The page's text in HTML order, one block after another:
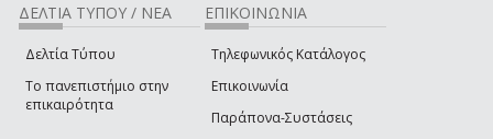
ΔΕΛΤΙΑ ΤΥΠΟΥ / ΝΕΑ
Δελτία Τύπου
Το πανεπιστήμιο στην
επικαιρότητα
ΕΠΙΚΟΙΝΩΝΙΑ
Τηλεφωνικός Κατάλογος
Επικοινωνία
Παράπονα-Συστάσεις